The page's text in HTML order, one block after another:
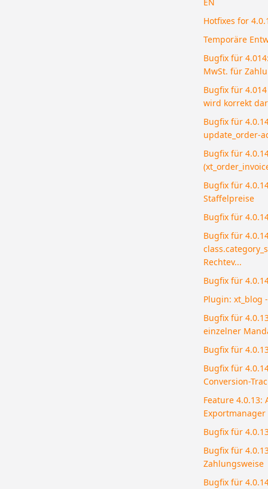
Hotfixes for
Temporäre
Bugfix für
MwSt. für
Bugfix für
wird korrekt
Bugfix für
update_order-
Bugfix für
Bugfix für
Staffelpreise
Bugfix für
Bugfix für
Rechtev...
Bugfix für
Plugin: xt_blog -
Bugfix für
einzelner
Bugfix für
Bugfix für
Conversion-
Feature 4.0.13:
Exportmanager
Bugfix für
Bugfix für
Zahlungsweise
Bugfix für